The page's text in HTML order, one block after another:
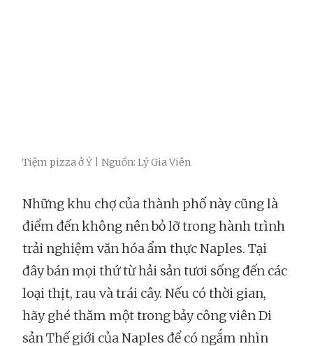
Tiệm pizza ở Ý | Nguồn: Lý Gia Viên
Những khu chợ của thành phố này cũng là
điểm đến không nên bỏ lỡ trong hành trình
trải nghiệm văn hóa ẩm thực Naples. Tại
đây bán mọi thứ từ hải sản tươi sống đến các
loại thịt, rau và trái cây. Nếu có thời gian,
hãy ghé thăm một trong bảy công viên Di
sản Thế giới của Naples để có ngắm nhìn